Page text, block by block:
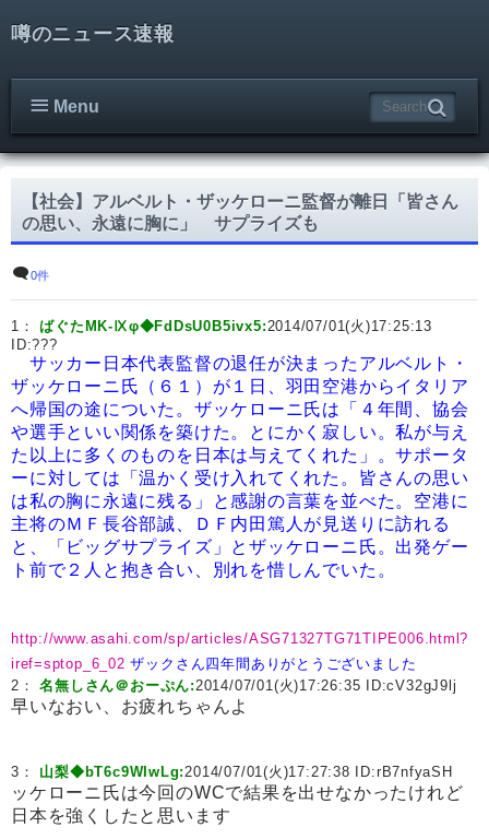
噂のニュース速報
Menu
【社会】アルベルト・ザッケローニ監督が離日「皆さん
の思い、永遠に胸に」 サプライズも
0件
1：ばぐたMK-Ⅸφ◆FdDsU0B5ivx5:2014/07/01(火)17:25:13
ID:???
サッカー日本代表監督の退任が決まったアルベルト・
ザッケローニ氏（６１）が１日、羽田空港からイタリア
へ帰国の途についた。ザッケローニ氏は「４年間、協会
や選手といい関係を築けた。とにかく寂しい。私が与え
た以上に多くのものを日本は与えてくれた」。サポータ
ーに対しては「温かく受け入れてくれた。皆さんの思い
は私の胸に永遠に残る」と感謝の言葉を並べた。空港に
主将のＭＦ長谷部誠、ＤＦ内田篤人が見送りに訪れる
と、「ビッグサプライズ」とザッケローニ氏。出発ゲー
ト前で２人と抱き合い、別れを惜しんでいた。
http://www.asahi.com/sp/articles/ASG71327TG71TIPE006.html?
iref=sptop_6_02 ザックさん四年間ありがとうございました
2：名無しさん＠おーぷん:2014/07/01(火)17:26:35 ID:cV32gJ9lj
早いなおい、お疲れちゃんよ
3： 山梨◆bT6c9WIwLg:2014/07/01(火)17:27:38 ID:rB7nfyaSH
ッケローニ氏は今回のWCで結果を出せなかったけれど
日本を強くしたと思います